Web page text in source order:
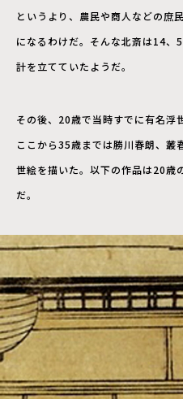
というより、農民や商人などの庶
になるわけだ。そんな北斎は14、
計を立てていたようだ。
その後、20歳で当時すでに有名浮
ここから35歳までは勝川春朗、叢
世絵を描いた。以下の作品は20歳
だ。